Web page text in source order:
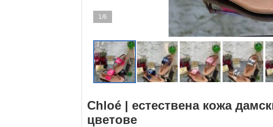
1/6
Chloé | естествена кожа
цветове